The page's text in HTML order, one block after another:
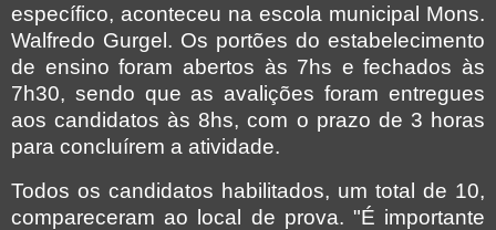
específico, aconteceu na escola municipal Mons.
Walfredo Gurgel. Os portões do estabelecimento
de ensino foram abertos às 7hs e fechados às
7h30, sendo que as avalições foram entregues
aos candidatos às 8hs, com o prazo de 3 horas
para concluírem a atividade.
Todos os candidatos habilitados, um total de 10,
compareceram ao local de prova. "É importante